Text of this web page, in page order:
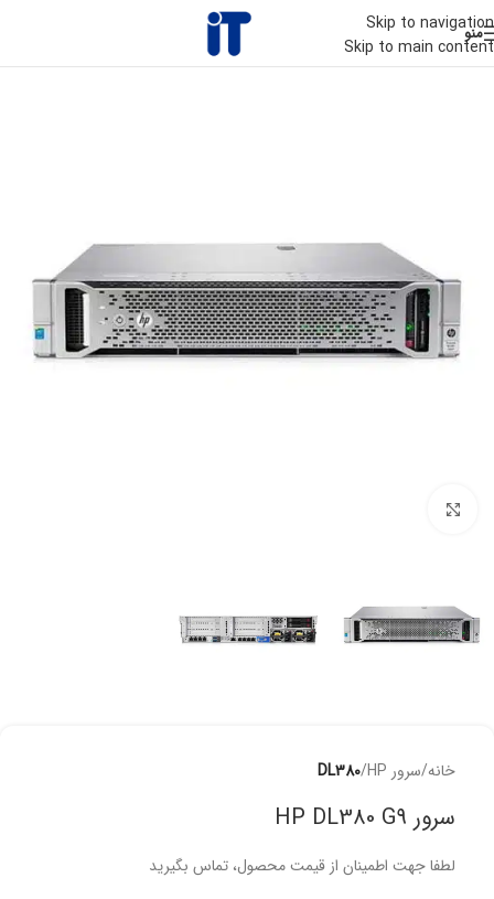
Skip to navigation
Skip to main content
منو
خانه سرور HP DL380
سرور HP DL380 G9
لطفا جهت اطمینان از قیمت محصول، تماس بگیرید